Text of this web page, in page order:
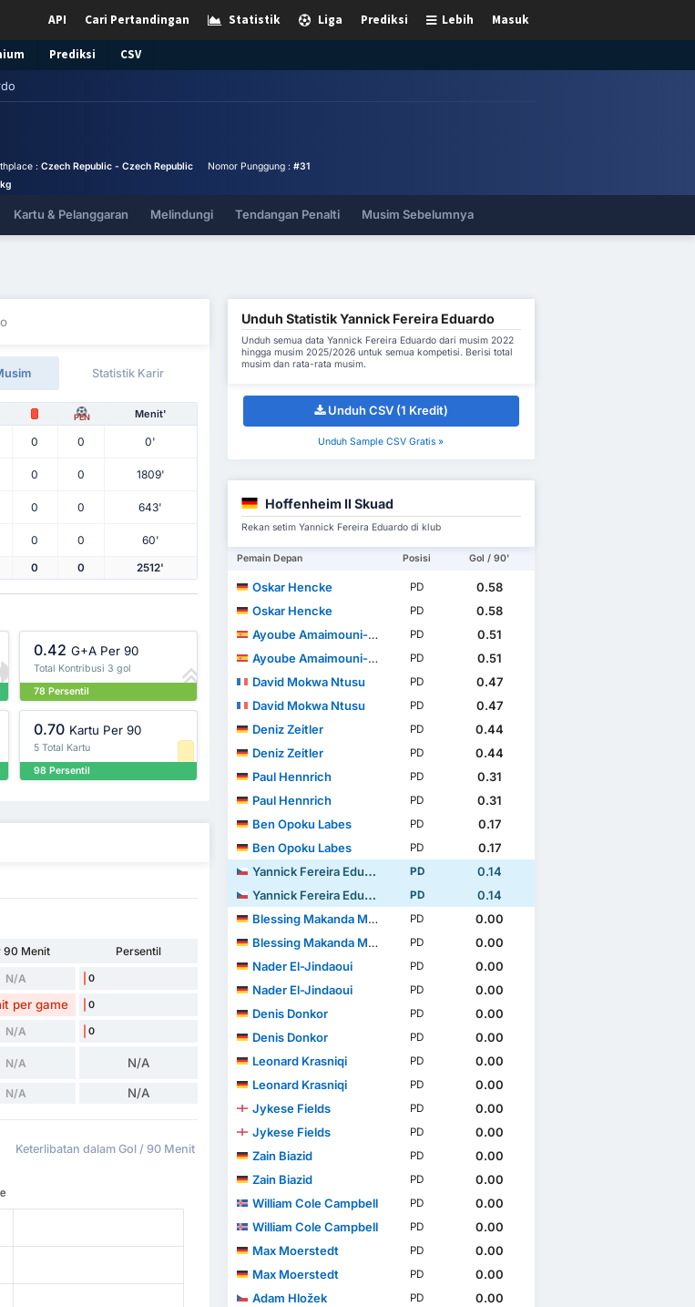
Masuk
Lebih
Prediksi
Liga
Statistik
Cari Pertandingan
API
Prediksi CSV
:Czech Republic - Czech Republic Nomor Punggung : #31
Kartu & Pelanggaran Melindungi Tendangan Penalti Musim Sebelumnya
Statistik Karir
PEN Menit'
0 0 0'
0 0 1809'
0 0 643'
0 0 60'
0 0 2512'
0.42 G+A Per 90
Total Kontribusi 3 gol
78 Persentil
0.70 Kartu Per 90
5 Total Kartu
98 Persentil
90 Menit
Persentil
N/A 0
per game 0
N/A 0
N/A N/A
N/A N/A
Keterlibatan dalam Gol / 90 Menit
Unduh Statistik Yannick Fereira Eduardo
Unduh semua data Yannick Fereira Eduardo dari musim 2022
hingga musim 2025/2026 untuk semua kompetisi. Berisi total
musim dan rata-rata musim.
Unduh CSV (1 Kredit)
Unduh Sample CSV Gratis »
Hoffenheim II Skuad
Rekan setim Yannick Fereira Eduardo di klub
Pemain Depan Posisi Gol / 90'
Oskar Hencke PD
0.58
Oskar Hencke
PD
0.58
Ayoube Amaimouni-Echghouyab
PD
0.51
Ayoube Amaimouni-Echghouyab
PD
0.51
David Mokwa Ntusu
PD
0.47
David Mokwa Ntusu
PD
0.47
Deniz Zeitler
PD
0.44
Deniz Zeitler
PD
0.44
Paul Hennrich
PD
0.31
Paul Hennrich
PD
0.31
Ben Opoku Labes
PD
0.17
Ben Opoku Labes
PD
0.17
Yannick Fereira Eduardo
PD
0.14
Yannick Fereira Eduardo
PD
0.14
Blessing Makanda Maleko
PD
0.00
Blessing Makanda Maleko
PD
0.00
Nader El-Jindaoui
PD
0.00
Nader El-Jindaoui
PD
0.00
Denis Donkor
PD
0.00
Denis Donkor
PD
0.00
Leonard Krasniqi
PD
0.00
Leonard Krasniqi
PD
0.00
Jykese Fields
PD
0.00
Jykese Fields
PD
0.00
Zain Biazid
PD
0.00
Zain Biazid
PD
0.00
William Cole Campbell
PD
0.00
William Cole Campbell
PD
0.00
Max Moerstedt
PD
0.00
Max Moerstedt
PD
0.00
Adam Hložek
PD
0.00